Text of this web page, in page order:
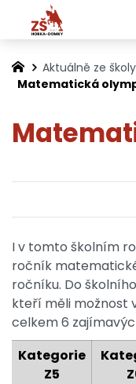
Aktuálně ze školy
Matematická
I v tomto školním
ročník
ročníku. Do
kteří měli možnost
celkem 6
Kategorie
Z5